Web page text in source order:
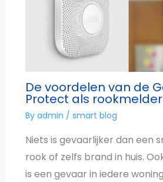
De voordelen van de
Protect als rookmelder
By admin / smart blog
Niets is gevaarlijker dan een
rook of zelfs brand in huis.
is een gevaar in iedere